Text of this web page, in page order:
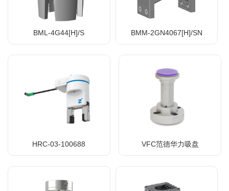
BML-4G44[H]/S BMM-2GN4067[H]/SN
HRC-03-100688 VFC范德华力吸盘